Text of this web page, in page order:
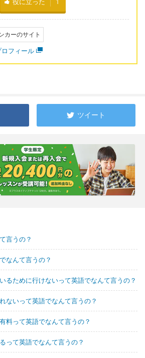
カーのサイト
フィール
ツイート
言うの？
なんて言うの？
るために行けないって英語でなんて言うの？
ないって英語でなんて言うの？
料って英語でなんて言うの？
って英語でなんて言うの？